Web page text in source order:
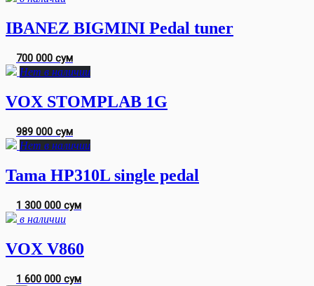
IBANEZ BIGMINI Pedal tuner
700 000 сум
Нет в наличии
VOX STOMPLAB 1G
989 000 сум
Нет в наличии
Tama HP310L single pedal
1 300 000 сум
в наличии
VOX V860
1 600 000 сум